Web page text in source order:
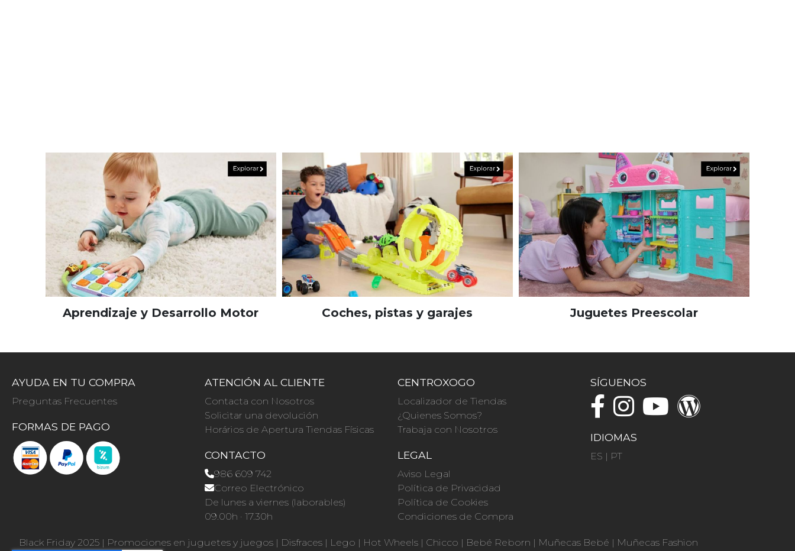
Aprendizaje y Desarrollo Motor Coches, pistas y garajes Juguetes Preescolar
AYUDA EN TU COMPRA
Preguntas Frecuentes
FORMAS DE PAGO
ATENCIÓN AL CLIENTE
Contacta con Nosotros
Solicitar una devolución
Horários de Apertura Tiendas Físicas
CONTACTO
986 609 742
Correo Electrónico
De lunes a viernes (laborables)
09.00h · 17.30h
CENTROXOGO
Localizador de Tiendas
¿Quienes Somos?
Trabaja con Nosotros
LEGAL
Aviso Legal
Política de Privacidad
Política de Cookies
Condiciones de Compra
SÍGUENOS
IDIOMAS
ES | PT
Black Friday 2025 | Promociones en juguetes y juegos | Disfraces | Lego | Hot Wheels | Chicco | Bebé Reborn | Muñecas Bebé | Muñecas Fashion